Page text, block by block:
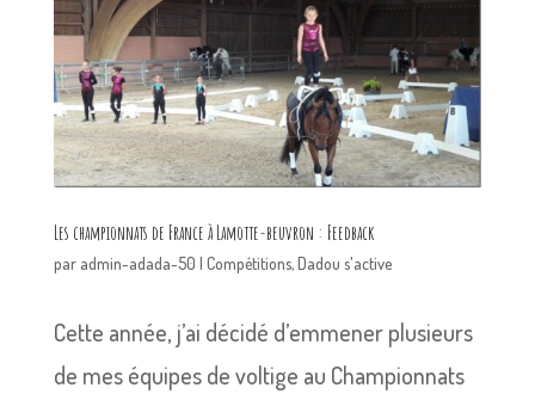
Les championnats de France à Lamotte-beuvron : Feedback
par admin-adada-50 | Compétitions,Dadou s'active
Cette année, j’ai décidé d’emmener plusieurs
de mes équipes de voltige au Championnats